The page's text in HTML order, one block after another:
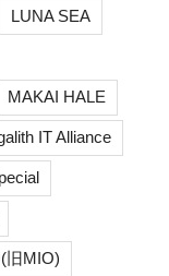
LUNA SEA
MAKAI HALE
IT Alliance
旧MIO)